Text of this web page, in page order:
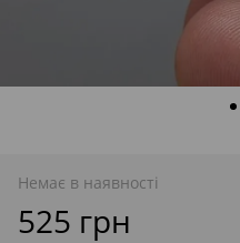
Немає в наявності
525 грн